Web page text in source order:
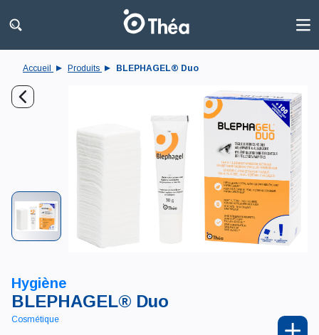
Accueil Produits BLEPHAGEL® Duo
Hygiène
BLEPHAGEL® Duo
Cosmétique